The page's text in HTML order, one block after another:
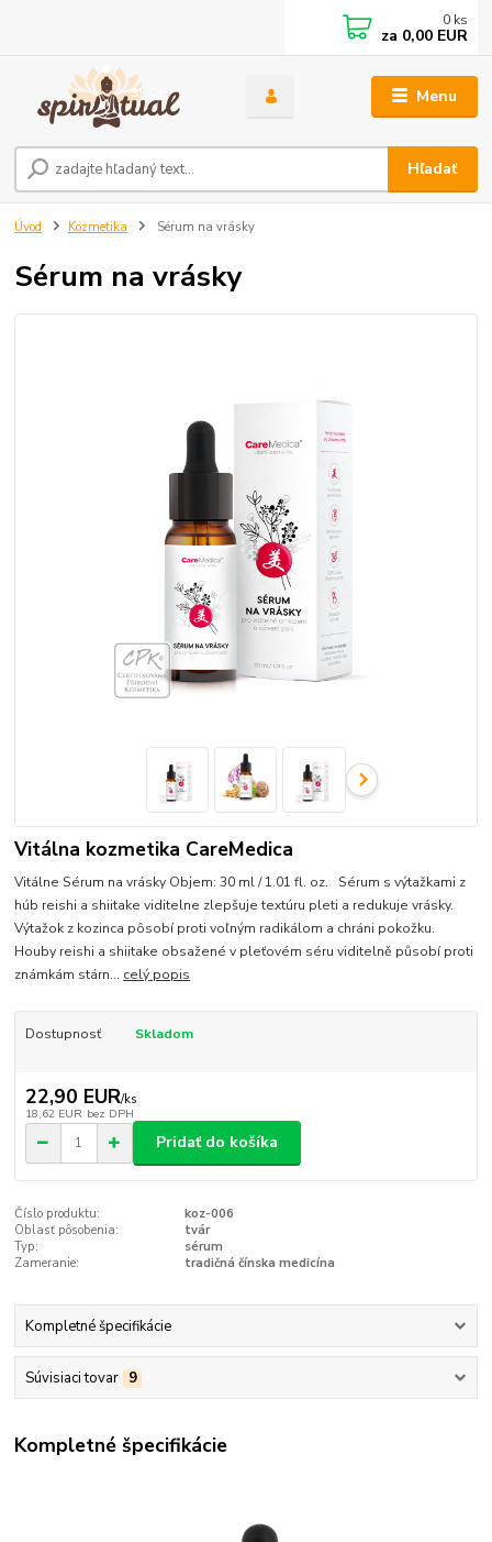
Menu
Hľadať
0 ks
za 0,00 EUR
Úvod Kozmetika Sérum na vrásky
Sérum na vrásky
Vitálna kozmetika CareMedica
Vitálne Sérum na vrásky Objem: 30 ml / 1.01 fl. oz. Sérum s výtažkami z
húb reishi a shiitake viditelne zlepšuje textúru pleti a redukuje vrásky.
Výtažok z kozinca pôsobí proti voľným radikálom a chráni pokožku.
Houby reishi a shiitake obsažené v pleťovém séru viditelně působí proti
známkám stárn... celý popis
Dostupnosť Skladom
22,90 EUR/ks
18,62 EUR bez DPH
Pridať do košíka
Číslo produktu:
koz-006
Oblasť pôsobenia:
tvár
Typ:
sérum
Zameranie:
tradičná čínska medicína
Kompletné špecifikácie
Súvisiaci tovar 9
Kompletné špecifikácie